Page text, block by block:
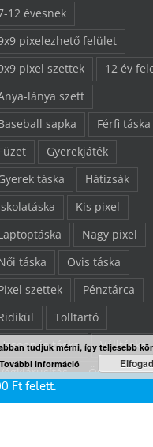
12 évesnek
pixelezhető felület
pixel szettek
12 év
lánya szett
sapka
Férfi táska
Gyerekjáték
táska
Hátizsák
Kis pixel
Nagy pixel
táska
Ovis táska
szettek
Pénztárca
Tolltartó
táska
Válltáska
Összes
pixelezhető felület
Ftfelett.
tudjuk mérni, így teljesebb
További információ Elfogad